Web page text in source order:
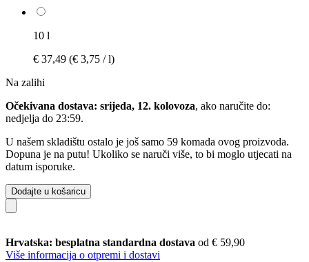
10 l
€ 37,49 (€ 3,75 / l)
Na zalihi
Očekivana dostava: srijeda, 12. kolovoza, ako naručite do:
nedjelja do 23:59.
U našem skladištu ostalo je još samo 59 komada ovog proizvoda.
Dopuna je na putu! Ukoliko se naruči više, to bi moglo utjecati na
datum isporuke.
Dodajte u košaricu
Hrvatska: besplatna standardna dostava od € 59,90
Više informacija o otpremi i dostavi